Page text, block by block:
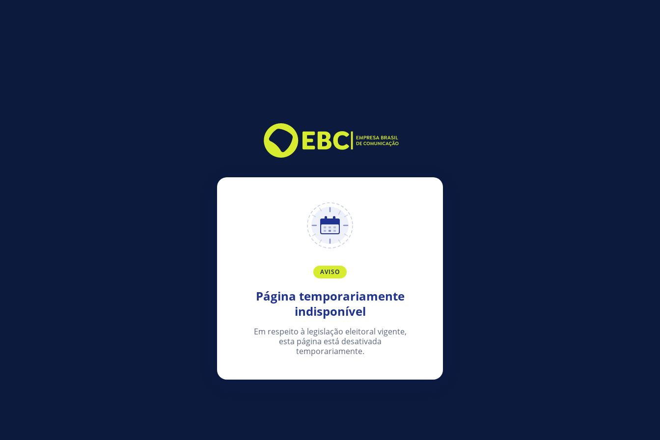
AVISO
Página temporariamente
indisponível
Em respeito à legislação eleitoral vigente,
esta página está desativada
temporariamente.